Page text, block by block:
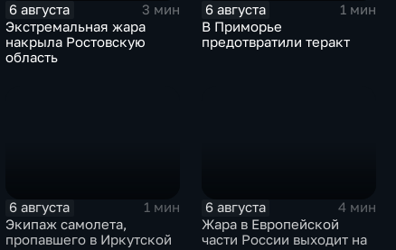
6 августа
3 мин
Экстремальная жара
накрыла Ростовскую
область
6 августа
1 мин
В Приморье
предотвратили теракт
6 августа
1 мин
Экипаж самолета,
пропавшего в Иркутской
6 августа
4 мин
Жара в Европейской
части России выходит на